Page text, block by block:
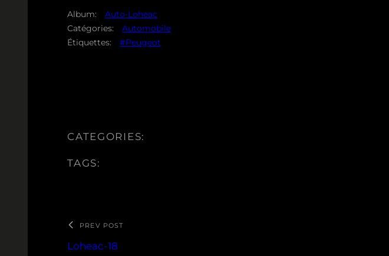
Album:
Auto-Loheac
Catégories:
Automobile
Étiquettes:
#Peugeot
CATEGORIES:
TAGS:
PREV POST
Loheac-18